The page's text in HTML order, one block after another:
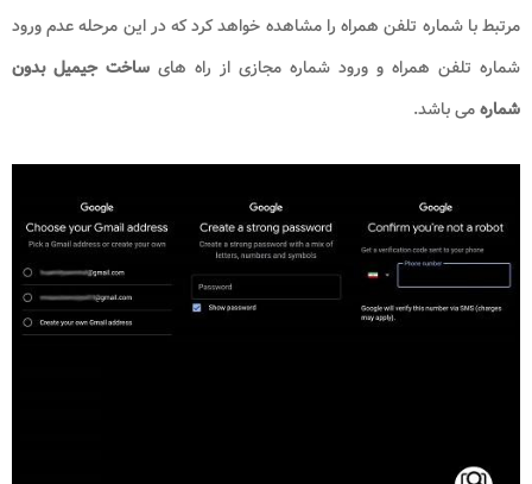
مرتبط با شماره تلفن همراه را مشاهده خواهد کرد که در این مرحله عدم ورود
شماره تلفن همراه و ورود شماره مجازی از راه های ساخت جیمیل بدون
شمارهمی باشد.